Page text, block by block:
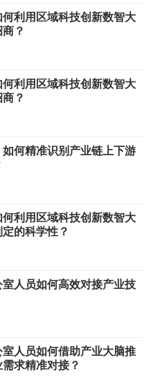
利用区域科技创新数智大
？
利用区域科技创新数智大
？
何精准识别产业链上下游
利用区域科技创新数智大
的科学性？
人员如何高效对接产业技
人员如何借助产业大脑推
求精准对接？